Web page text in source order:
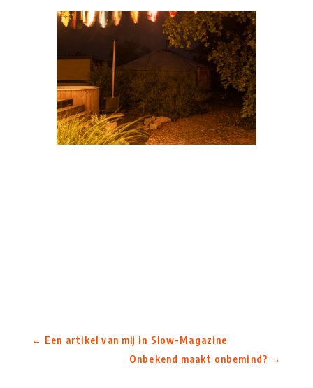
← Een artikel van mij in Slow-Magazine
Onbekend maakt onbemind? →